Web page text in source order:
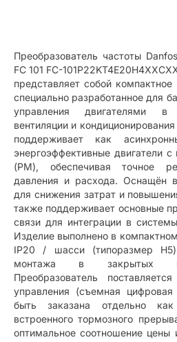
Преобразователь частоты
FC 101 FC-
представляет собой
специально разработанное для
управления двигателями в
вентиляции и
поддерживает как
энергоэффективные двигатели
(PM), обеспечивая точное
давления и расхода. Оснащён
для снижения затрат и
также поддерживает основные
связи для интеграции в
Изделие выполнено в
IP20 / шасси (типоразмер
монтажа в закрытых
Преобразователь
управления (съемная
быть заказана отдельно
встроенного тормозного
оптимальное соотношение цены